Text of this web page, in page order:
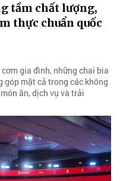
tầm chất lượng,
thực chuẩn quốc
gia đình, những chai bia
góp mặt cả trong các không
ăn, dịch vụ và trải